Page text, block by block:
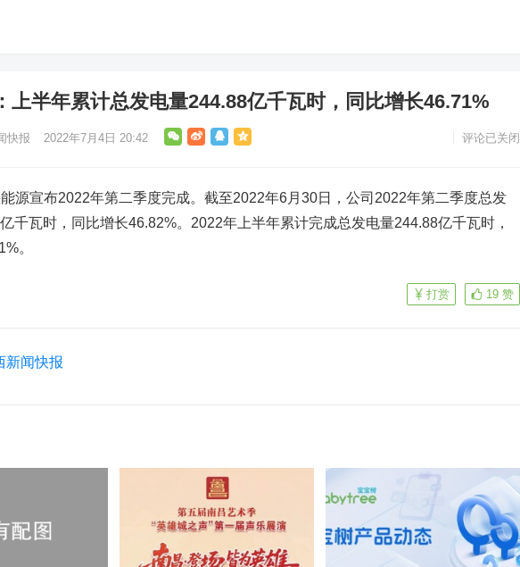
上半年累计总发电量244.88亿千瓦时，同比增长46.71%
快报 2022年7月4日 20:42 评论已关闭
源宣布2022年第二季度完成。截至2022年6月30日，公司2022年第二季度总发
千瓦时，同比增长46.82%。2022年上半年累计完成总发电量244.88亿千瓦时，
。
19 赞
打赏
新闻快报